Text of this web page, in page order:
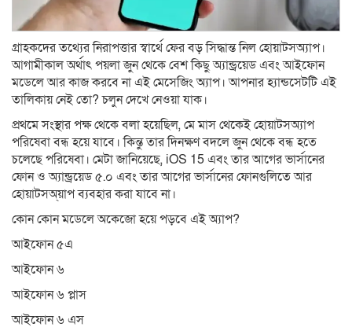
গ্রাহকদের তথ্যের নিরাপত্তার স্বার্থে ফের বড় সিদ্ধান্ত নিল হোয়াটসঅ্যাপ।
আগামীকাল অর্থাৎ পয়লা জুন থেকে বেশ কিছু অ্যান্ড্রয়েড এবং আইফোন
মডেলে আর কাজ করবে না এই মেসেজিং অ্যাপ। আপনার হ্যান্ডসেটটি এই
তালিকায় নেই তো? চলুন দেখে নেওয়া যাক।
প্রথমে সংস্থার পক্ষ থেকে বলা হয়েছিল, মে মাস থেকেই হোয়াটসঅ্যাপ
পরিষেবা বন্ধ হয়ে যাবে। কিন্তু তার দিনক্ষণ বদলে জুন থেকে বন্ধ হতে
চলেছে পরিষেবা। মেটা জানিয়েছে, iOS 15 এবং তার আগের ভার্সানের
ফোন ও অ্যান্ড্রয়েড ৫.০ এবং তার আগের ভার্সানের ফোনগুলিতে আর
হোয়াটসঅ্য়াপ ব্যবহার করা যাবে না।
কোন কোন মডেলে অকেজো হয়ে পড়বে এই অ্যাপ?
আইফোন ৫এ
আইফোন ৬
আইফোন ৬ প্লাস
আইফোন ৬ এস